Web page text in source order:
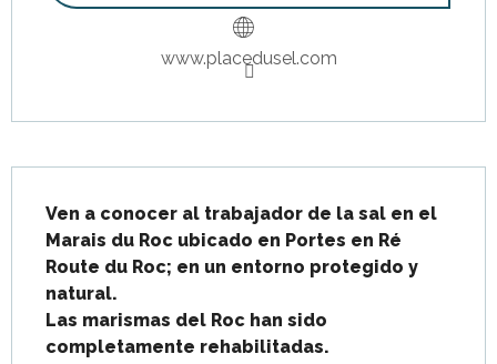
www.placedusel.com
Ven a conocer al trabajador de la sal en el
Marais du Roc ubicado en Portes en Ré
Route du Roc; en un entorno protegido y
natural.
Las marismas del Roc han sido
completamente rehabilitadas.